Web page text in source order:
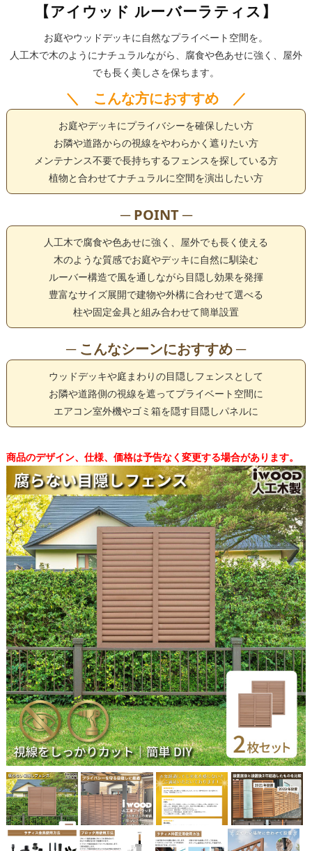
【アイウッド ルーバーラティス】
お庭やウッドデッキに自然なプライベート空間を。
人工木で木のようにナチュラルながら、腐食や色あせに強く、屋外
でも長く美しさを保ちます。
＼ こんな方におすすめ ／
お庭やデッキにプライバシーを確保したい方
お隣や道路からの視線をやわらかく遮りたい方
メンテナンス不要で長持ちするフェンスを探している方
植物と合わせてナチュラルに空間を演出したい方
─ POINT ─
人工木で腐食や色あせに強く、屋外でも長く使える
木のような質感でお庭やデッキに自然に馴染む
ルーバー構造で風を通しながら目隠し効果を発揮
豊富なサイズ展開で建物や外構に合わせて選べる
柱や固定金具と組み合わせて簡単設置
─ こんなシーンにおすすめ ─
ウッドデッキや庭まわりの目隠しフェンスとして
お隣や道路側の視線を遮ってプライベート空間に
エアコン室外機やゴミ箱を隠す目隠しパネルに
商品のデザイン、仕様、価格は予告なく変更する場合があります。